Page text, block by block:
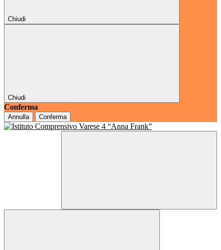
Chiudi
Chiudi
Conferma
Annulla Conferma